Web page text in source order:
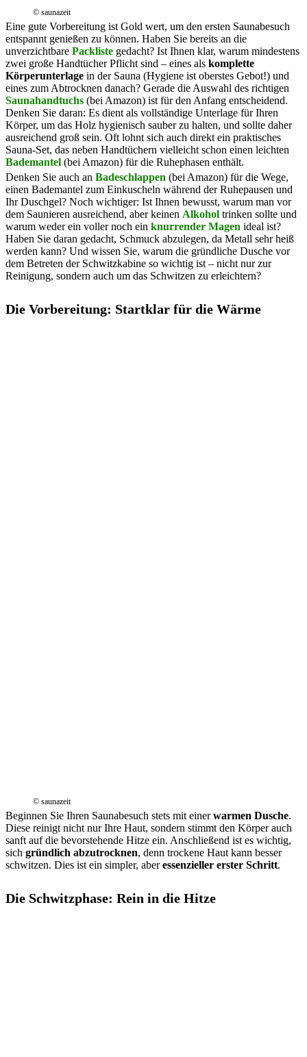
© saunazeit
Eine gute Vorbereitung ist Gold wert, um den ersten Saunabesuch
entspannt genießen zu können. Haben Sie bereits an die
unverzichtbare Packliste gedacht? Ist Ihnen klar, warum mindestens
zwei große Handtücher Pflicht sind – eines als komplette
Körperunterlage in der Sauna (Hygiene ist oberstes Gebot!) und
eines zum Abtrocknen danach? Gerade die Auswahl des richtigen
Saunahandtuchs (bei Amazon) ist für den Anfang entscheidend.
Denken Sie daran: Es dient als vollständige Unterlage für Ihren
Körper, um das Holz hygienisch sauber zu halten, und sollte daher
ausreichend groß sein. Oft lohnt sich auch direkt ein praktisches
Sauna-Set, das neben Handtüchern vielleicht schon einen leichten
Bademantel (bei Amazon) für die Ruhephasen enthält.
Denken Sie auch an Badeschlappen (bei Amazon) für die Wege,
einen Bademantel zum Einkuscheln während der Ruhepausen und
Ihr Duschgel? Noch wichtiger: Ist Ihnen bewusst, warum man vor
dem Saunieren ausreichend, aber keinen Alkohol trinken sollte und
warum weder ein voller noch ein knurrender Magen ideal ist?
Haben Sie daran gedacht, Schmuck abzulegen, da Metall sehr heiß
werden kann? Und wissen Sie, warum die gründliche Dusche vor
dem Betreten der Schwitzkabine so wichtig ist – nicht nur zur
Reinigung, sondern auch um das Schwitzen zu erleichtern?
Die Vorbereitung: Startklar für die Wärme
© saunazeit
Beginnen Sie Ihren Saunabesuch stets mit einerwarmen Dusche.
Diese reinigt nicht nur Ihre Haut, sondern stimmt den Körper auch
sanft auf die bevorstehende Hitze ein. Anschließend ist es wichtig,
sich gründlich abzutrocknen, denn trockene Haut kann besser
schwitzen. Dies ist ein simpler, aberessenzieller erster Schritt.
Die Schwitzphase: Rein in die Hitze